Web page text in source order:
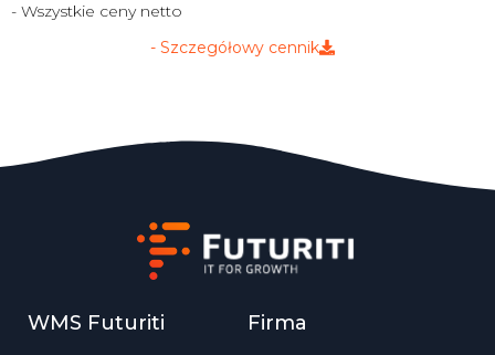
- Wszystkie ceny netto
- Szczegółowy cennik
WMS Futuriti Firma